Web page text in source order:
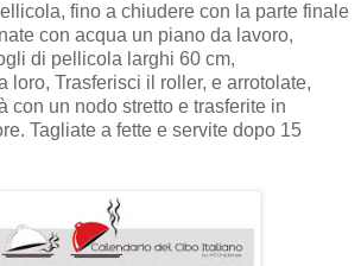
fino a chiudere con la parte finale
con acqua un piano da lavoro,
di pellicola larghi 60 cm,
loro, Trasferisci il roller, e arrotolate,
con un nodo stretto e trasferite in
Tagliate a fette e servite dopo 15